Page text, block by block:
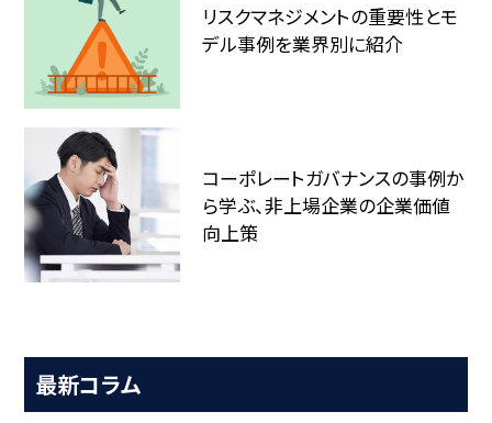
リスクマネジメントの重要性とモ
デル事例を業界別に紹介
コーポレートガバナンスの事例か
ら学ぶ、非上場企業の企業価値
向上策
最新コラム